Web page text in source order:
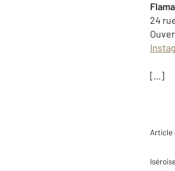
24
[...]
Article